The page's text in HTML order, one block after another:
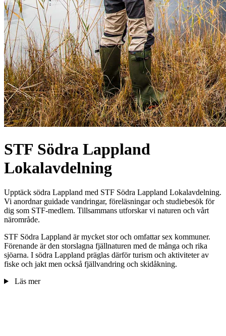
STF Södra Lappland
Lokalavdelning
Upptäck södra Lappland med STF Södra Lappland Lokalavdelning.
Vi anordnar guidade vandringar, föreläsningar och studiebesök för
dig som STF-medlem. Tillsammans utforskar vi naturen och vårt
närområde.
STF Södra Lappland är mycket stor och omfattar sex kommuner.
Förenande är den storslagna fjällnaturen med de många och rika
sjöarna. I södra Lappland präglas därför turism och aktiviteter av
fiske och jakt men också fjällvandring och skidåkning.
Läs mer